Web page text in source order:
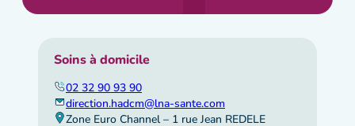
Soins à domicile
02 32 90 93 90
direction.hadcm@lna-sante.com
Zone Euro Channel – 1 rue Jean REDELE